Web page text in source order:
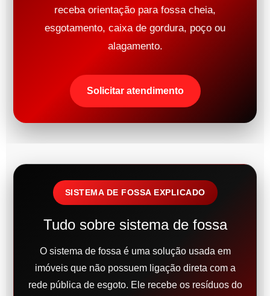
receba orientação para fossa cheia,
esgotamento, caixa de gordura, poço ou
alagamento.
Solicitar atendimento
SISTEMA DE FOSSA EXPLICADO
Tudo sobre sistema de fossa
O sistema de fossa é uma solução usada em
imóveis que não possuem ligação direta com a
rede pública de esgoto. Ele recebe os resíduos do